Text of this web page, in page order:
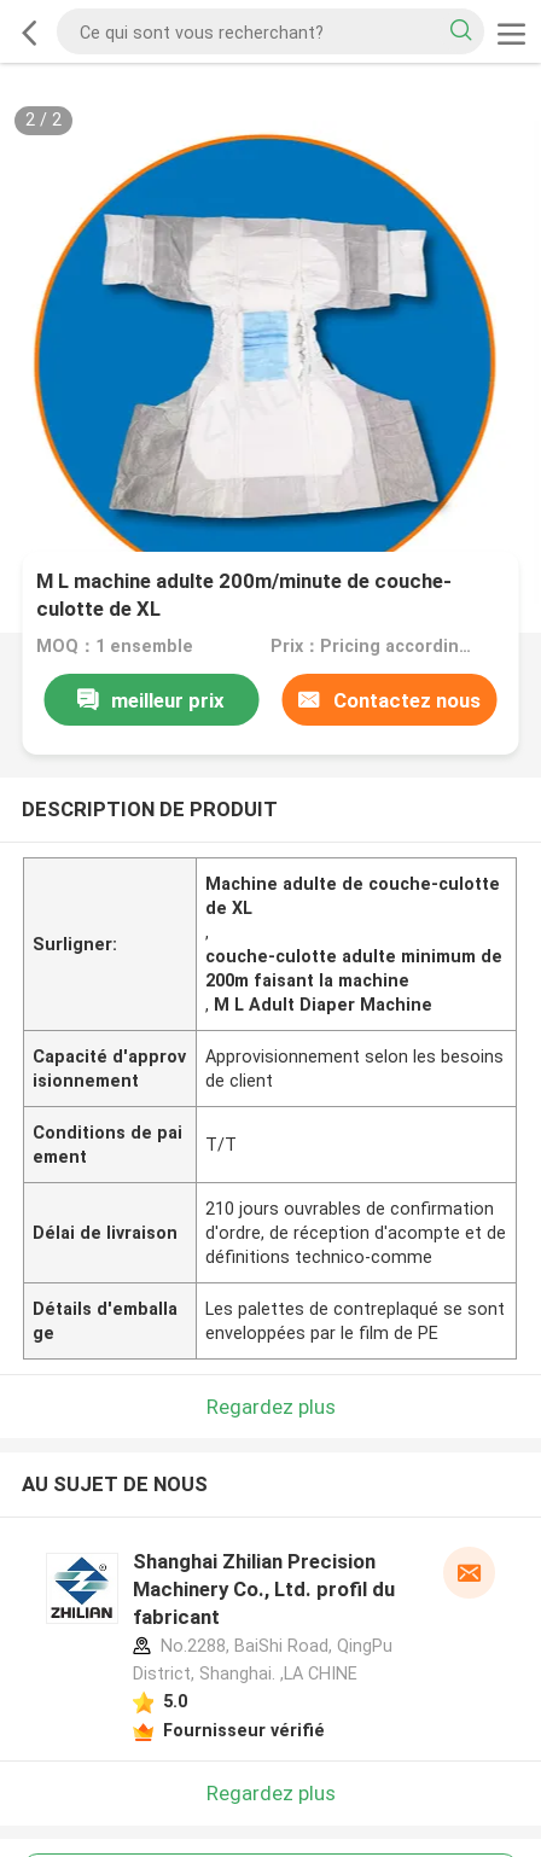
2/ 2
M L machine adulte 200m/minute de couche-
culotte de XL
MOQ：1 ensemble Prix：Pricing according to machine configuration
meilleur prix Contactez nous
DESCRIPTION DE PRODUIT
Surligner:
Machine adulte de couche-culotte
de XL
,
couche-culotte adulte minimum de
200m faisant la machine
, M L Adult Diaper Machine
Capacité d'approv
isionnement
Approvisionnement selon les besoins
de client
Conditions de pai
ement
T/T
Délai de livraison
210 jours ouvrables de confirmation
d'ordre, de réception d'acompte et de
définitions technico-comme
Détails d'emballa
ge
Les palettes de contreplaqué se sont
enveloppées par le film de PE
Regardez plus
AU SUJET DE NOUS
Shanghai Zhilian Precision
Machinery Co., Ltd. profil du
fabricant
No.2288, BaiShi Road, QingPu
District, Shanghai. ,LA CHINE
5.0
Fournisseur vérifié
Regardez plus